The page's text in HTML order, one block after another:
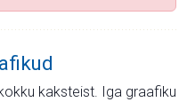
kaksteist. Iga graafiku